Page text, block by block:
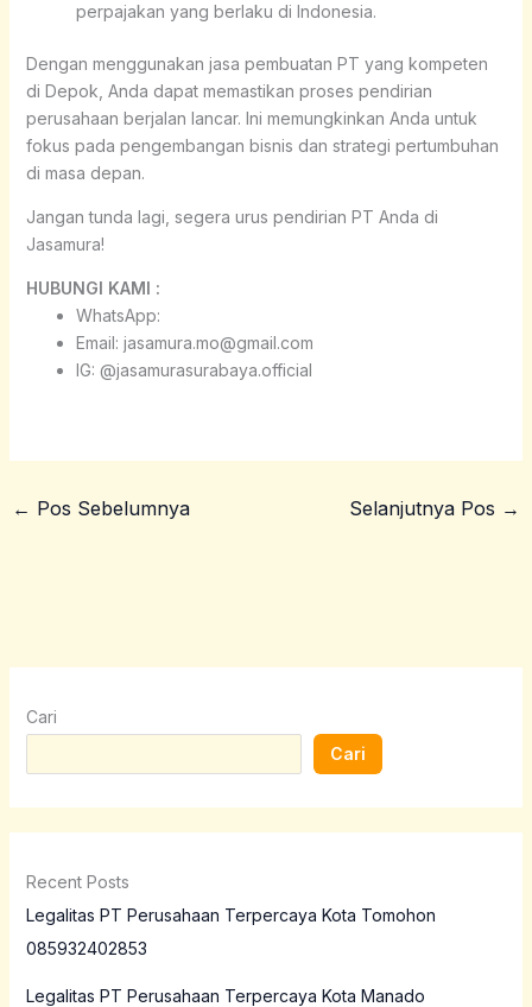
perpajakan yang berlaku di Indonesia.
Dengan menggunakan jasa pembuatan PT yang kompeten
di Depok, Anda dapat memastikan proses pendirian
perusahaan berjalan lancar. Ini memungkinkan Anda untuk
fokus pada pengembangan bisnis dan strategi pertumbuhan
di masa depan.
Jangan tunda lagi, segera urus pendirian PT Anda di
Jasamura!
HUBUNGI KAMI :
WhatsApp:
Email: jasamura.mo@gmail.com
IG: @jasamurasurabaya.official
← Pos Sebelumnya Selanjutnya Pos →
Cari
Cari
Recent Posts
Legalitas PT Perusahaan Terpercaya Kota Tomohon
085932402853
Legalitas PT Perusahaan Terpercaya Kota Manado